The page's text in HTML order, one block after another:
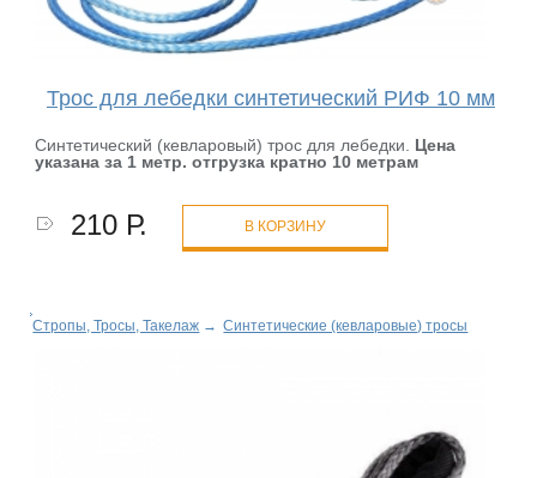
Трос для лебедки синтетический РИФ 10 мм
Синтетический (кевларовый) трос для лебедки. Цена
указана за 1 метр. отгрузка кратно 10 метрам
210 Р. В КОРЗИНУ
Стропы, Тросы, Такелаж → Синтетические (кевларовые) тросы